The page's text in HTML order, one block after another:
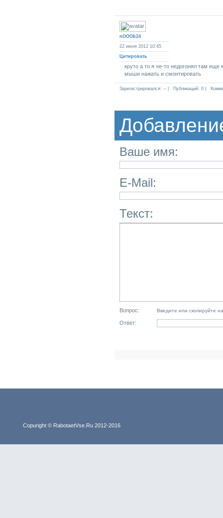
nOOOb24
22 июня 2012 10:45
Цитировать
круто а то я че-то недогонял там еще
мыши нажать и смонтировать
Зарегистрировался: -- | Публикаций: 0 |
Ваше имя:
E-Mail:
Текст:
Вопрос: Введите или скопируйте
Ответ:
Copuright © RabotaetVse.Ru 2012-2016